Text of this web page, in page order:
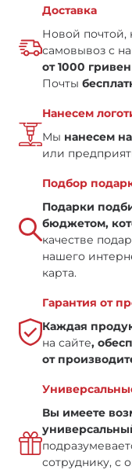
Доставка
Новой почтой,
самовывоз с
от 1000 гривен
Почты
Нанесем
Мы нанесем
или
Подбор
Подарки
бюджетом,
качестве
нашего
карта.
Гарантия от
Каждая
на сайте,
от
Вы имеете
сотруднику, с